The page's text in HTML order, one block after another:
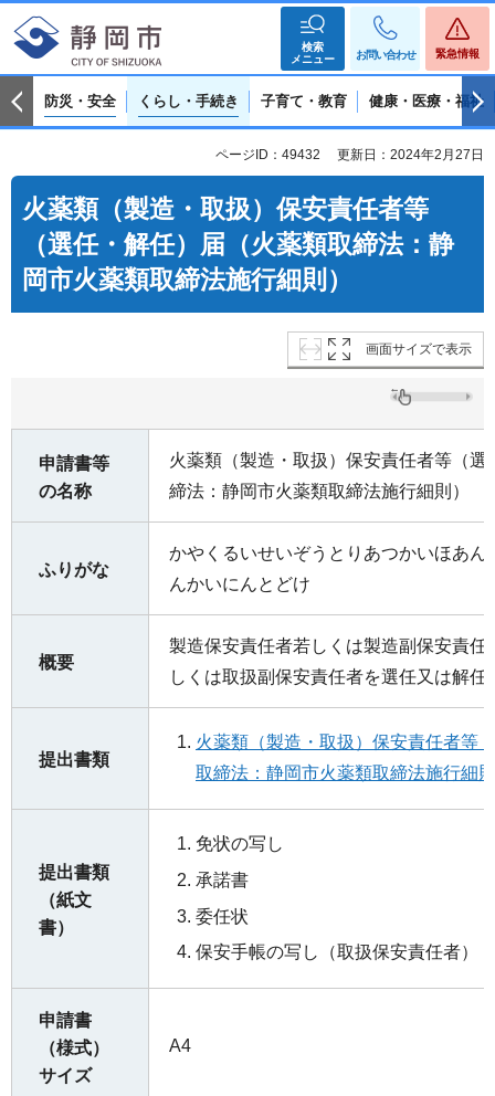
検索
メニュー
お問い合わせ 緊急情報
防災・安全 くらし・手続き 子育て・教育 健康・医療・福祉
ページID：49432 更新日：2024年2月27日
火薬類（製造・取扱）保安責任者等
（選任・解任）届（火薬類取締法：静
岡市火薬類取締法施行細則）
画面サイズで表示
申請書等
の名称
火薬類（製造・取扱）保安責任者等（
締法：静岡市火薬類取締法施行細則）
ふりがな
かやくるいせいぞうとりあつかいほあん
んかいにんとどけ
概要
製造保安責任者若しくは製造副保安責任
しくは取扱副保安責任者を選任又は解任
提出書類
火薬類（製造・取扱）保安責任者等
取締法：静岡市火薬類取締法施行細
提出書類
（紙文
書）
免状の写し
承諾書
委任状
保安手帳の写し（取扱保安責任者）
申請書
（様式）
サイズ
A4